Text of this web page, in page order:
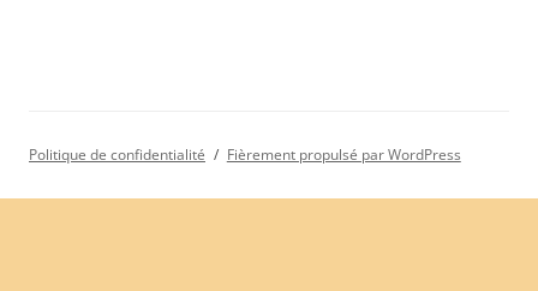
Politique de confidentialité Fièrement propulsé par WordPress